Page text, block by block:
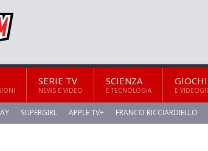
SERIE TV
NEWS E VIDEO
SCIENZA
E TECNOLOGIA
GIOCHI
E
SUPERGIRL APPLE TV+ FRANCO RICCIARDIELLO